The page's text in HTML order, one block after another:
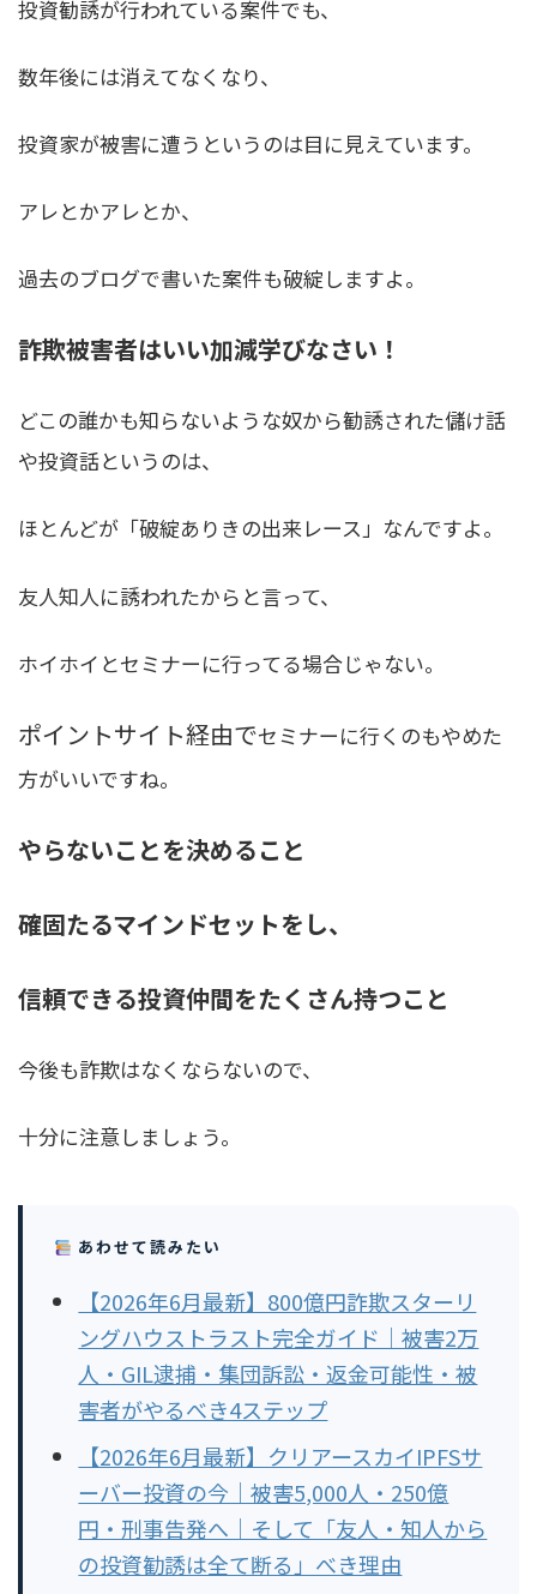
投資勧誘が行われている案件でも、
数年後には消えてなくなり、
投資家が被害に遭うというのは目に見えています。
アレとかアレとか、
過去のブログで書いた案件も破綻しますよ。
詐欺被害者はいい加減学びなさい！
どこの誰かも知らないような奴から勧誘された儲け話
や投資話というのは、
ほとんどが「破綻ありきの出来レース」なんですよ。
友人知人に誘われたからと言って、
ホイホイとセミナーに行ってる場合じゃない。
ポイントサイト経由でセミナーに行くのもやめた
方がいいですね。
やらないことを決めること
確固たるマインドセットをし、
信頼できる投資仲間をたくさん持つこと
今後も詐欺はなくならないので、
十分に注意しましょう。
あわせて読みたい
【2026年6月最新】800億円詐欺スターリ
ングハウストラスト完全ガイド｜被害2万
人・GIL逮捕・集団訴訟・返金可能性・被
害者がやるべき4ステップ
【2026年6月最新】クリアースカイIPFSサ
ーバー投資の今｜被害5,000人・250億
円・刑事告発へ｜そして「友人・知人から
の投資勧誘は全て断る」べき理由